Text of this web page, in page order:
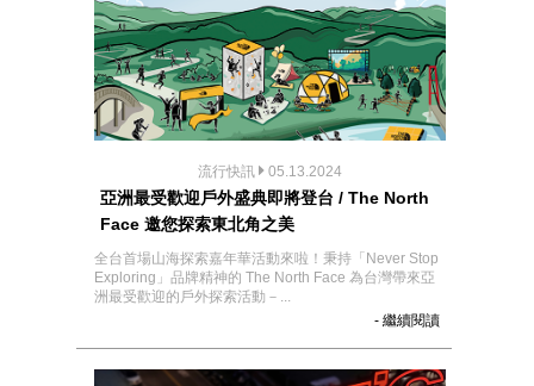
流行快訊 05.13.2024
亞洲最受歡迎戶外盛典即將登台 / The North
Face 邀您探索東北角之美
全台首場山海探索嘉年華活動來啦！秉持「Never Stop
Exploring」品牌精神的 The North Face 為台灣帶來亞
洲最受歡迎的戶外探索活動－...
- 繼續閱讀